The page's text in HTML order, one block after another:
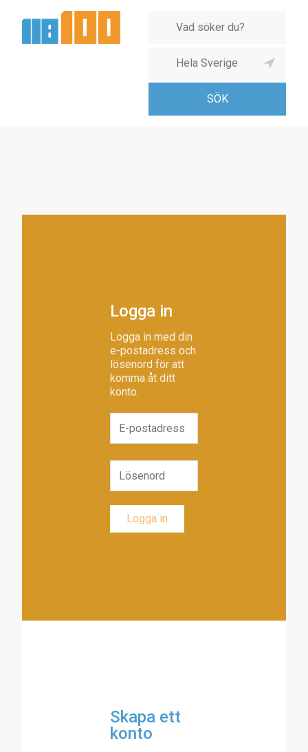
Logga in
Logga in med din
e-postadress och
lösenord för att
komma åt ditt
konto.
Skapa ett
konto